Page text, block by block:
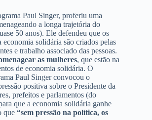
Paul Singer, proferiu uma
a longa trajetória do
50 anos). Ele defendeu que os
economia solidária são criados pelas
e trabalho associado das pessoas.
as mulheres, que estão na
de economia solidária. O
Paul Singer convocou o
positiva sobre o Presidente da
prefeitos e parlamentos (do
que a economia solidária ganhe
que “sem pressão na política, os